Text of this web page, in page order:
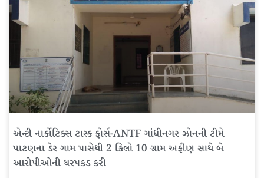
એન્ટી નાર્કોટિક્સ ટાસ્ક ફોર્સ-ANTF ગાંધીનગર ઝોનની ટીમે
પાટણના ડેર ગામ પાસેથી 2 કિલો 10 ગ્રામ અફીણ સાથે બે
આરોપીઓની ધરપકડ કરી